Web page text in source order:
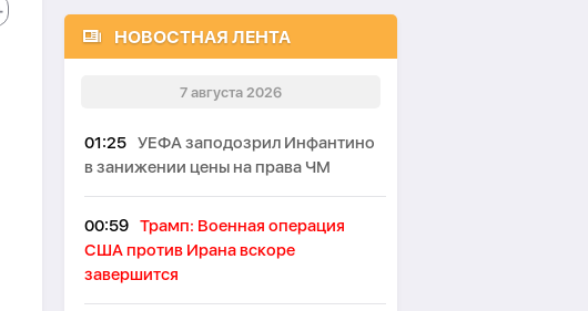
НОВОСТНАЯ ЛЕНТА
7 августа 2026
01:25 УЕФА заподозрил Инфантино
в занижении цены на права ЧМ
00:59 Трамп: Военная операция
США против Ирана вскоре
завершится